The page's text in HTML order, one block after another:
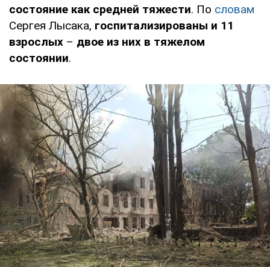
состояние как средней тяжести. По словам
Сергея Лысака, госпитализированы и 11
взрослых – двое из них в тяжелом
состоянии.